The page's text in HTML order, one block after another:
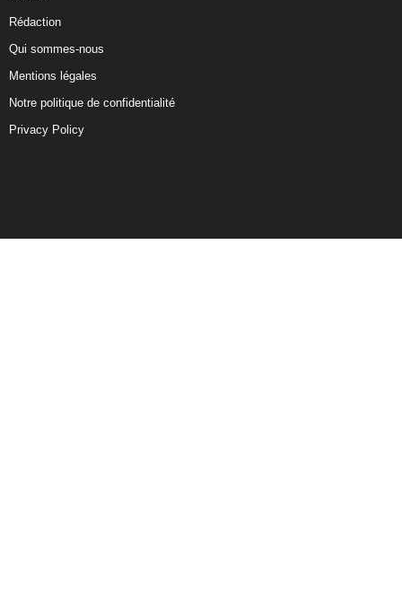
Rédaction
Qui sommes-nous
Mentions légales
Notre politique de confidentialité
Privacy Policy